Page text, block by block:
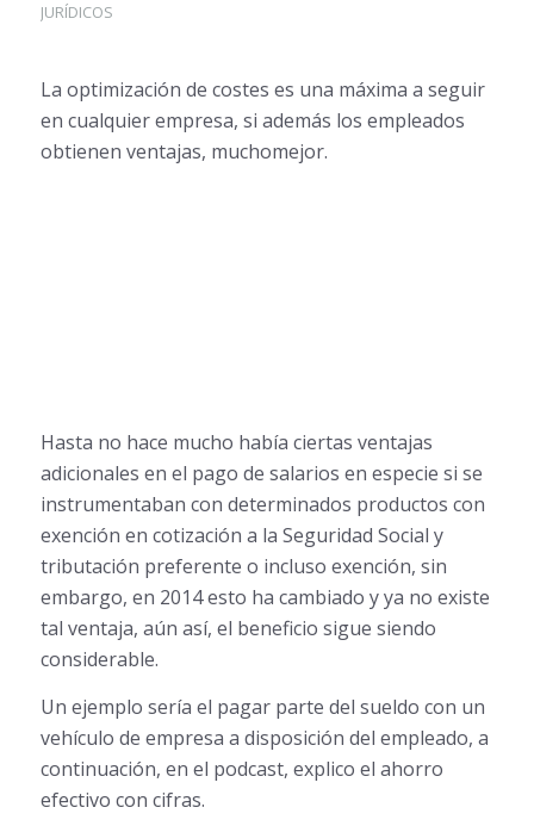
JURÍDICOS
La optimización de costes es una máxima a seguir
en cualquier empresa, si además los empleados
obtienen ventajas, muchomejor.
Hasta no hace mucho había ciertas ventajas
adicionales en el pago de salarios en especie si se
instrumentaban con determinados productos con
exención en cotización a la Seguridad Social y
tributación preferente o incluso exención, sin
embargo, en 2014 esto ha cambiado y ya no existe
tal ventaja, aún así, el beneficio sigue siendo
considerable.
Un ejemplo sería el pagar parte del sueldo con un
vehículo de empresa a disposición del empleado, a
continuación, en el podcast, explico el ahorro
efectivo con cifras.